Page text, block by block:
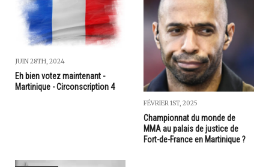
JUIN 28TH, 2024
Eh bien votez maintenant -
Martinique - Circonscription 4
FÉVRIER 1ST, 2025
Championnat du monde de
MMA au palais de justice de
Fort-de-France en Martinique ?